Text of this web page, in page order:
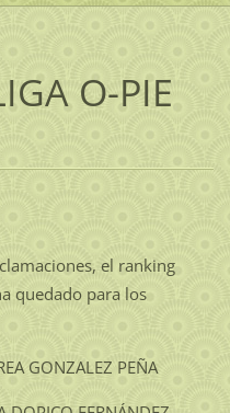
O-PIE
el ranking
quedado para los
GONZALEZ PEÑA